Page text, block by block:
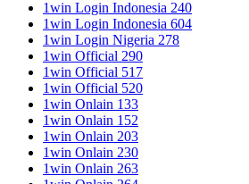
1win Login Indonesia 240
1win Login Indonesia 604
1win Login Nigeria 278
1win Official 290
1win Official 517
1win Official 520
1win Onlain 133
1win Onlain 152
1win Onlain 203
1win Onlain 230
1win Onlain 263